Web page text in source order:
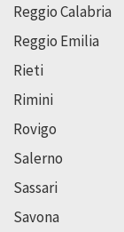
Reggio Calabria
Reggio Emilia
Rieti
Rimini
Rovigo
Salerno
Sassari
Savona